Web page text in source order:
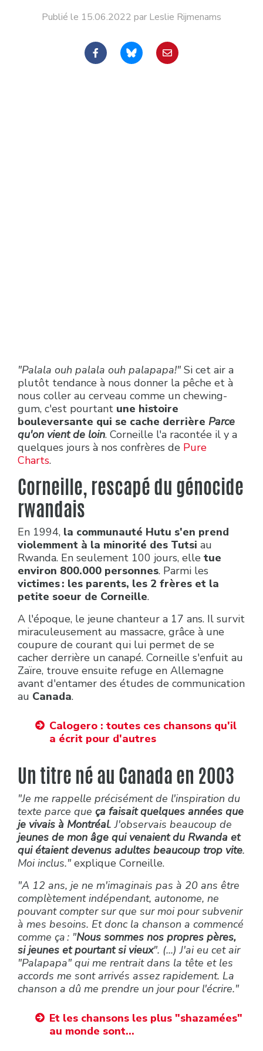
Publié le 15.06.2022 par Leslie Rijmenams
"Palala ouh palala ouh palapapa!"Si cet air a
plutôt tendance à nous donner la pêche et à
nous coller au cerveau comme un chewing-
gum, c'est pourtant une histoire
bouleversante qui se cache derrière Parce
qu'on vient de loin. Corneille l'a racontée il y a
quelques jours à nos confrères de Pure
Charts.
Corneille, rescapé du génocide
rwandais
En 1994, la communauté Hutu s'en prend
violemment à la minorité des Tutsi au
Rwanda. En seulement 100 jours, elle tue
environ 800.000 personnes. Parmi les
victimes : les parents, les 2 frères et la
petite soeur de Corneille.
A l'époque, le jeune chanteur a 17 ans. Il survit
miraculeusement au massacre, grâce à une
coupure de courant qui lui permet de se
cacher derrière un canapé. Corneille s'enfuit au
Zaïre, trouve ensuite refuge en Allemagne
avant d'entamer des études de communication
au Canada.
Calogero : toutes ces chansons qu'il
a écrit pour d'autres
Un titre né au Canada en 2003
"Je me rappelle précisément de l'inspiration du
texte parce que ça faisait quelques années que
je vivais à Montréal. J'observais beaucoup de
jeunes de mon âge qui venaient du Rwanda et
qui étaient devenus adultes beaucoup trop vite.
Moi inclus."explique Corneille.
"A 12 ans, je ne m'imaginais pas à 20 ans être
complètement indépendant, autonome, ne
pouvant compter sur que sur moi pour subvenir
à mes besoins. Et donc la chanson a commencé
comme ça : "Nous sommes nos propres pères,
si jeunes et pourtant si vieux". (...) J'ai eu cet air
"Palapapa" qui me rentrait dans la tête et les
accords me sont arrivés assez rapidement. La
chanson a dû me prendre un jour pour l'écrire."
Et les chansons les plus "shazamées"
au monde sont...